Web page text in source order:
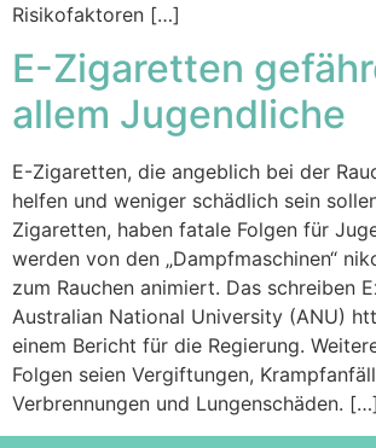
Risikofaktoren […]
E-Zigaretten
allem Jugendliche
E-Zigaretten, die angeblich bei der
helfen und weniger schädlich sein
Zigaretten, haben fatale Folgen für
werden von den „Dampfmaschinen“
zum Rauchen animiert. Das schreiben
Australian National University (ANU)
einem Bericht für die Regierung.
Folgen seien Vergiftungen,
Verbrennungen und Lungenschäden. […]